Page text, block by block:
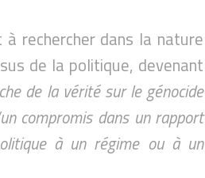
rechercher dans la nature
de la politique, devenant
de la vérité sur le génocide
compromis dans un rapport
à un régime ou à un